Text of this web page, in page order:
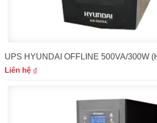
UPS HYUNDAI OFFLINE 500VA/300W
Liên hệ